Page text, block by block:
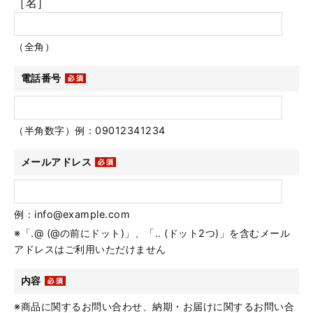
［名］
（全角）
電話番号
（半角数字）例：09012341234
メールアドレス
例：info@example.com
※「.@ (@の前にドット)」、「.. (ドット2つ)」を含むメール
アドレスはご利用いただけません
内容
※商品に関するお問い合わせ、納期・お届けに関するお問い合